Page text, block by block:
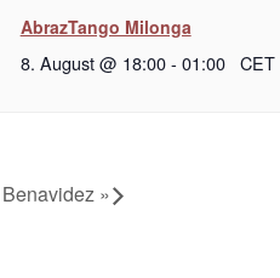
AbrazTango Milonga
8. August @ 18:00- 01:00 CET
»